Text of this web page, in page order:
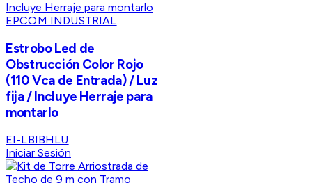
EPCOM INDUSTRIAL
Estrobo Led de
Obstrucción Color Rojo
(110 Vca de Entrada) / Luz
fija / Incluye Herraje para
montarlo
EI-LBIBHLU
Iniciar Sesión